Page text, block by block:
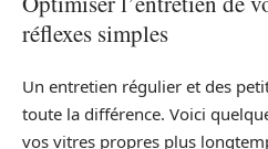
réflexes simples
Un entretien régulier et des
toute la différence. Voici
vos vitres propres plus